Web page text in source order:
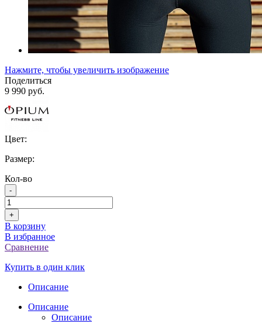
Нажмите, чтобы увеличить изображение
Поделиться
9 990 руб.
Цвет:
Размер:
Кол-во
-
+
В корзину
В избранное
Сравнение
Купить в один клик
Описание
Описание
Описание